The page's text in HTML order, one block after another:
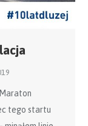
tego startu